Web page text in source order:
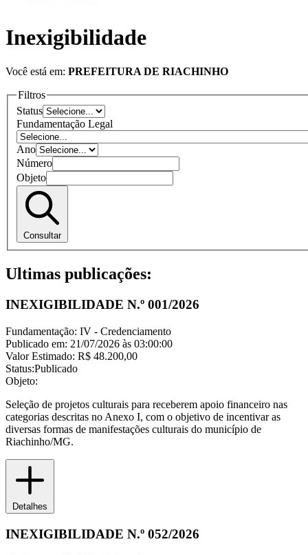
Inexigibilidade
Você está em: PREFEITURA DE RIACHINHO
Filtros
Status
Fundamentação Legal
Ano
Número
Objeto
Consultar
Ultimas publicações:
INEXIGIBILIDADE N.º 001/2026
Fundamentação: IV - Credenciamento
Publicado em: 21/07/2026 às 03:00:00
Valor Estimado: R$ 48.200,00
Status:Publicado
Objeto:
Seleção de projetos culturais para receberem apoio financeiro nas
categorias descritas no Anexo I, com o objetivo de incentivar as
diversas formas de manifestações culturais do município de
Riachinho/MG.
Detalhes
INEXIGIBILIDADE N.º 052/2026